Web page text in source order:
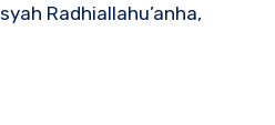
Radhiallahu’anha,